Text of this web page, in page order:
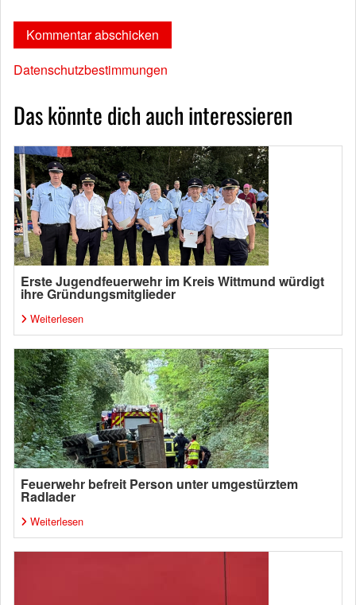
Datenschutzbestimmungen
Das könnte dich auch interessieren
Erste Jugendfeuerwehr im Kreis Wittmund würdigt
ihre Gründungsmitglieder
Weiterlesen
Feuerwehr befreit Person unter umgestürztem
Radlader
Weiterlesen